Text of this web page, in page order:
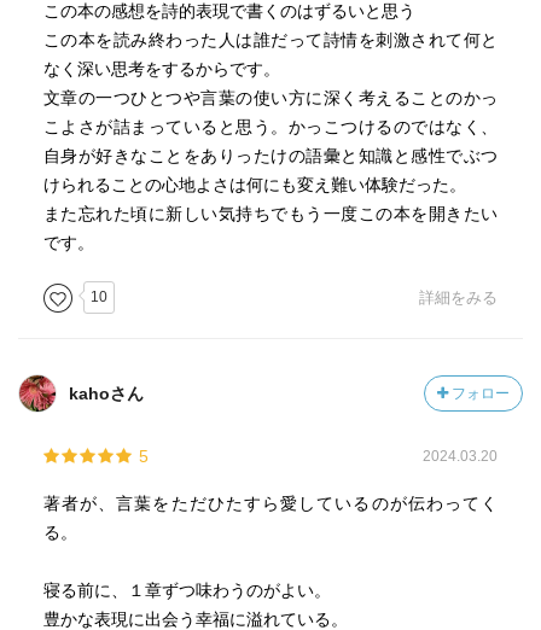
この本の感想を詩的表現で書くのはずるいと思う
この本を読み終わった人は誰だって詩情を刺激されて何と
なく深い思考をするからです。
文章の一つひとつや言葉の使い方に深く考えることのかっ
こよさが詰まっていると思う。かっこつけるのではなく、
自身が好きなことをありったけの語彙と知識と感性でぶつ
けられることの心地よさは何にも変え難い体験だった。
また忘れた頃に新しい気持ちでもう一度この本を開きたい
です。
10 詳細をみる
kahoさん フォロー
5 2024.03.20
著者が、言葉をただひたすら愛しているのが伝わってく
る。
寝る前に、１章ずつ味わうのがよい。
豊かな表現に出会う幸福に溢れている。